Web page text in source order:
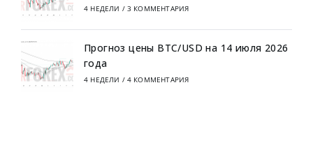
4 НЕДЕЛИ / 3 КОММЕНТАРИЯ
Прогноз цены BTC/USD на 14 июля 2026
года
4 НЕДЕЛИ / 4 КОММЕНТАРИЯ